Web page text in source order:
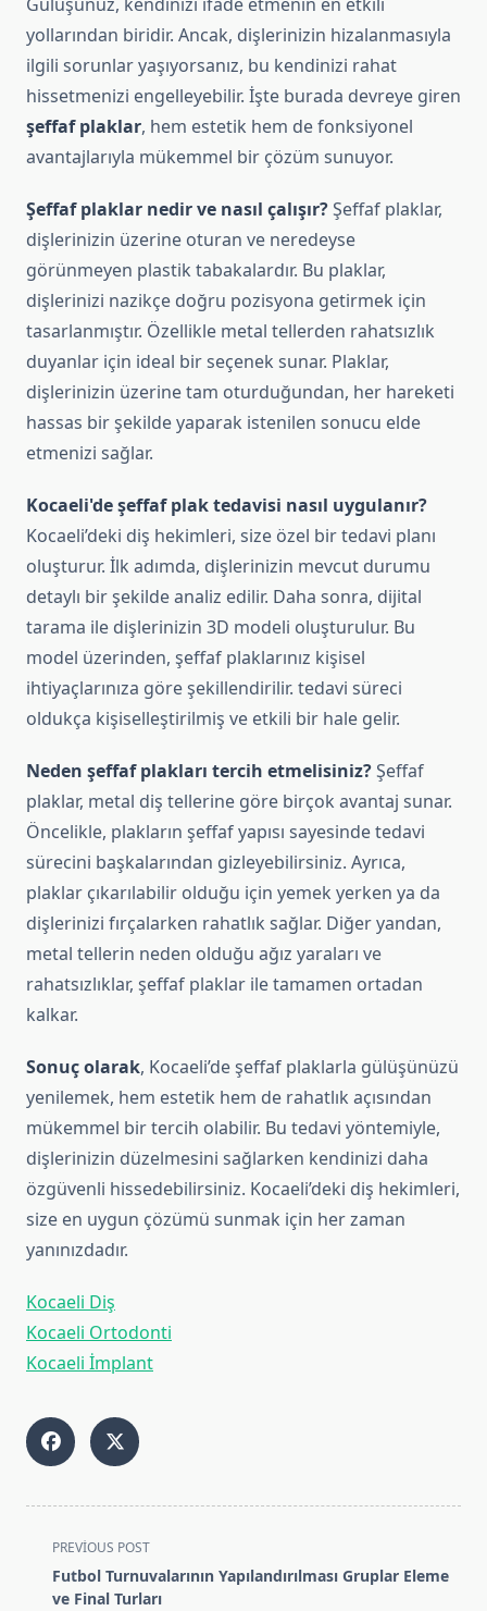
yollarından biridir. Ancak, dişlerinizin hizalanmasıyla
ilgili sorunlar yaşıyorsanız, bu kendinizi rahat
hissetmenizi engelleyebilir. İşte burada devreye giren
şeffaf plaklar, hem estetik hem de fonksiyonel
avantajlarıyla mükemmel bir çözüm sunuyor.
Şeffaf plaklar nedir ve nasıl çalışır?Şeffaf plaklar,
dişlerinizin üzerine oturan ve neredeyse
görünmeyen plastik tabakalardır. Bu plaklar,
dişlerinizi nazikçe doğru pozisyona getirmek için
tasarlanmıştır. Özellikle metal tellerden rahatsızlık
duyanlar için ideal bir seçenek sunar. Plaklar,
dişlerinizin üzerine tam oturduğundan, her hareketi
hassas bir şekilde yaparak istenilen sonucu elde
etmenizi sağlar.
Kocaeli'de şeffaf plak tedavisi nasıl uygulanır?
Kocaeli’deki diş hekimleri, size özel bir tedavi planı
oluşturur. İlk adımda, dişlerinizin mevcut durumu
detaylı bir şekilde analiz edilir. Daha sonra, dijital
tarama ile dişlerinizin 3D modeli oluşturulur. Bu
model üzerinden, şeffaf plaklarınız kişisel
ihtiyaçlarınıza göre şekillendirilir. tedavi süreci
oldukça kişiselleştirilmiş ve etkili bir hale gelir.
Neden şeffaf plakları tercih etmelisiniz?Şeffaf
plaklar, metal diş tellerine göre birçok avantaj sunar.
Öncelikle, plakların şeffaf yapısı sayesinde tedavi
sürecini başkalarından gizleyebilirsiniz. Ayrıca,
plaklar çıkarılabilir olduğu için yemek yerken ya da
dişlerinizi fırçalarken rahatlık sağlar. Diğer yandan,
metal tellerin neden olduğu ağız yaraları ve
rahatsızlıklar, şeffaf plaklar ile tamamen ortadan
kalkar.
Sonuç olarak, Kocaeli’de şeffaf plaklarla gülüşünüzü
yenilemek, hem estetik hem de rahatlık açısından
mükemmel bir tercih olabilir. Bu tedavi yöntemiyle,
dişlerinizin düzelmesini sağlarken kendinizi daha
özgüvenli hissedebilirsiniz. Kocaeli’deki diş hekimleri,
size en uygun çözümü sunmak için her zaman
yanınızdadır.
Kocaeli Diş
Kocaeli Ortodonti
Kocaeli İmplant
<span
class="nav-
subtitle
PREVIOUS POST
Futbol Turnuvalarının Yapılandırılması Gruplar Eleme
ve Final Turları